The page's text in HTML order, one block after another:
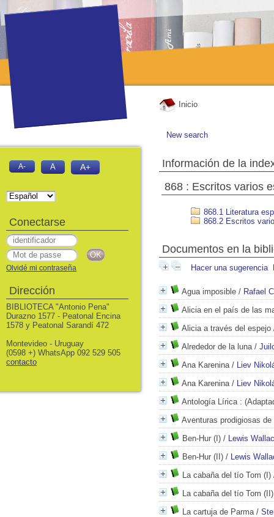
Inicio
New search
Información de la
868 : Escritos varios
868.1 Literatura
868.2 Escritos
Documentos en la
Hacer una sugerencia
Agua imposible / Rafael
Alicia en el país de las
Alicia a través del espejo
Alrededor de la luna/
Ana Karenina/ Liev
Ana Karenina/ Liev
Antología Lírica:
Aventuras prodigiosas
Ben-Hur (I) / Lewis
Ben-Hur (II) / Lewis
La cabaña del tío Tom (I)
La cabaña del tío Tom (II)
La cartuja de Parma/
A- A A+
Conectarse
Olvidé mi contraseña
Dirección
BIBLIOTECA "Antonio Pena"
Durazno 1577 - Peatonal Encina
1578 y Peatonal Sarandí 472
Montevideo - Uruguay
(0598 +) WhatsApp 092 529 505
contacto